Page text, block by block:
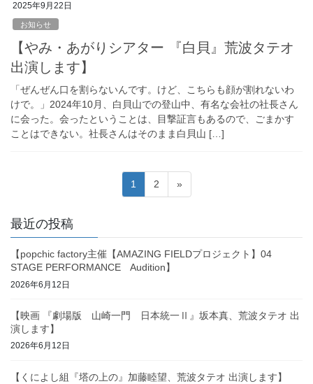
2025年9月22日
お知らせ
【やみ・あがりシアター 『白貝』荒波タテオ
出演します】
「ぜんぜん口を割らないんです。けど、こちらも顔が割れないわ
けで。」2024年10月、白貝山での登山中、有名な会社の社長さん
に会った。会ったということは、目撃証言もあるので、ごまかす
ことはできない。社長さんはそのまま白貝山 […]
の
ペ
ー
ジ
り
固
定
1
固
定
2 »
最近の投稿
【popchic factory主催【AMAZING FIELDプロジェクト】04
STAGE PERFORMANCE Audition】
2026年6月12日
【映画 『劇場版 山崎一門 日本統一Ⅱ』坂本真、荒波タテオ 出
演します】
2026年6月12日
【くによし組『塔の上の』加藤睦望、荒波タテオ 出演します】